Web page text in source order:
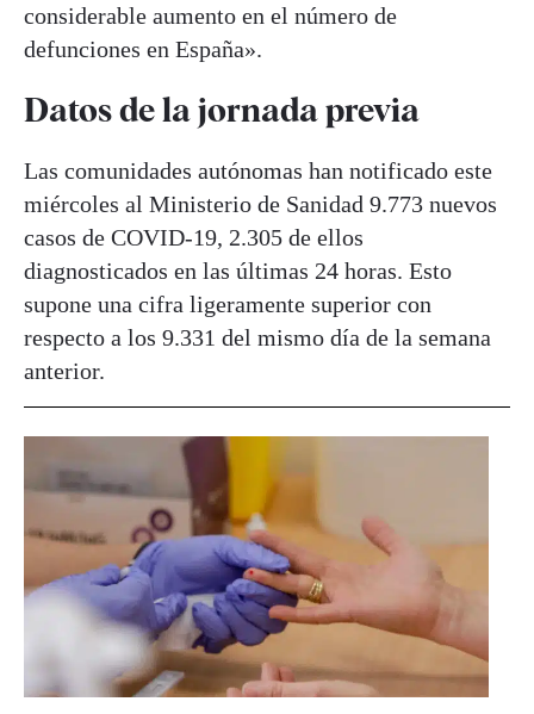
considerable aumento en el número de
defunciones en España».
Datos de la jornada previa
Las comunidades autónomas han notificado este
miércoles al Ministerio de Sanidad 9.773 nuevos
casos de COVID-19, 2.305 de ellos
diagnosticados en las últimas 24 horas. Esto
supone una cifra ligeramente superior con
respecto a los 9.331 del mismo día de la semana
anterior.